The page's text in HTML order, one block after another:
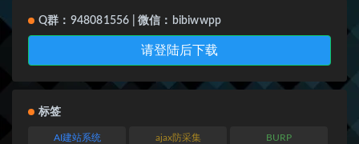
Q群：948081556 | 微信：bibiwwpp
请登陆后下载
标签
AI建站系统 ajax防采集 BURP